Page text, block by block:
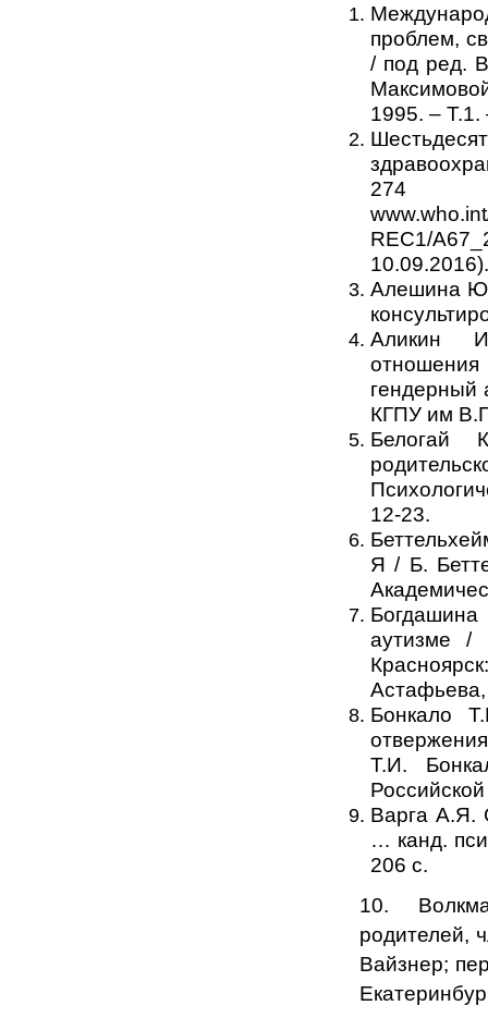
проблем,
/ под ред.
1995. – Т.1.
274
REC1/
10.09.2016).
Алешина
Аликин
гендерный
КГПУ им
Белогай
12-23.
Я / Б.
аутизме /
Бонкало
Т.И.
Варга А.Я.
… канд.
206 с.
10.
родителей,
Вайзнер;